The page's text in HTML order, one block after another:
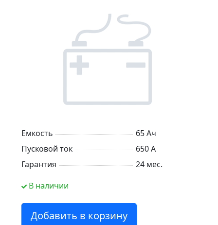
Емкость
65 Ач
Пусковой ток
650 А
Гарантия
24 мес.
В наличии
Добавить в корзину